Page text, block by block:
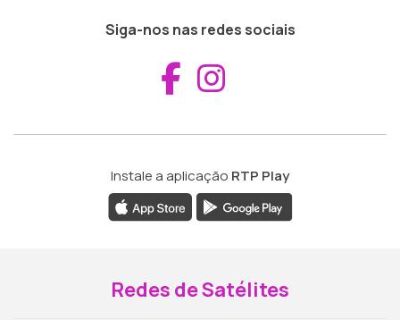
Siga-nos nas redes sociais
Aceder ao
Instale a aplicação RTP Play
Redes de Satélites